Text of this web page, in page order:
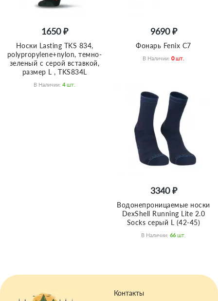
1650 ₽
Носки Lasting TKS 834,
polypropylene+nylon, темно-
зеленый с серой вставкой,
размер L , TKS834L
В Наличии: 4 Шт.
9690 ₽
Фонарь Fenix C7
В Наличии: 0 Шт.
3340 ₽
Водонепроницаемые носки
DexShell Running Lite 2.0
Socks серый L (42-45)
В Наличии: 66 Шт.
Контакты